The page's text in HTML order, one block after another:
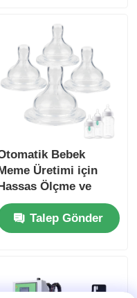
Bebek
Meme Üretimi için
Hassas Ölçme ve
Karıştırma ile LSR
Kalıplama
Makinesi
Talep Gönder